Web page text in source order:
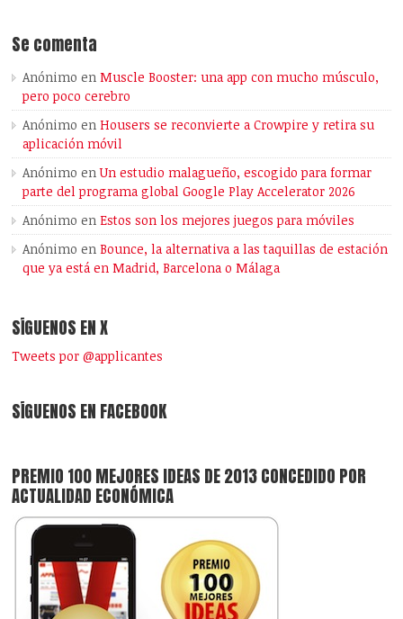
Se comenta
Anónimo enMuscle Booster: una app con mucho músculo,
pero poco cerebro
Anónimo enHousers se reconvierte a Crowpire y retira su
aplicación móvil
Anónimo enUn estudio malagueño, escogido para formar
parte del programa global Google Play Accelerator 2026
Anónimo enEstos son los mejores juegos para móviles
Anónimo enBounce, la alternativa a las taquillas de estación
que ya está en Madrid, Barcelona o Málaga
SÍGUENOS EN X
Tweets por @applicantes
SÍGUENOS EN FACEBOOK
PREMIO 100 MEJORES IDEAS DE 2013 CONCEDIDO POR
ACTUALIDAD ECONÓMICA